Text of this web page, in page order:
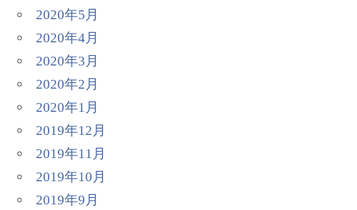
2020年5月
2020年4月
2020年3月
2020年2月
2020年1月
2019年12月
2019年11月
2019年10月
2019年9月